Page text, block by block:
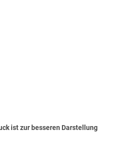
ist zur besseren Darstellung